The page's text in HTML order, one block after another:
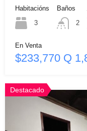
Habitacións
3
Baños
2
En Venta
$233,770 Q
Destacado